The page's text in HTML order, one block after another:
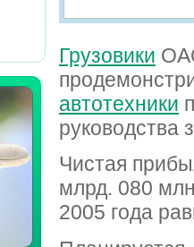
Грузовики
автотехники
руководства
Чистая
млрд. 080
2005 года